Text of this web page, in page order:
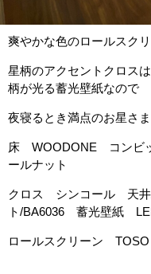
爽やかな色のロールスク
星柄のアクセントクロス
柄が光る蓄光壁紙なので
夜寝るとき満点のお星さ
床 WOODONE コンビ
ールナット
クロス シンコール 天
ト/BA6036 蓄光壁紙
ロールスクリーン